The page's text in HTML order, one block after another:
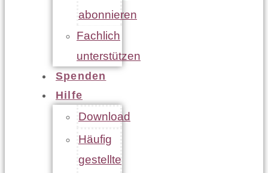
abonnieren
Fachlich
unterstützen
Spenden
Hilfe
Download
Häufig
gestellte